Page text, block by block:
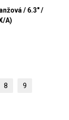
/ 6.3" /
A)
8
9